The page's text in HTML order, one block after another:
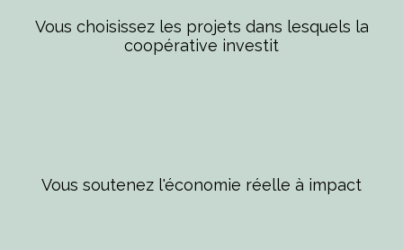
Vous choisissez les projets dans lesquels la
coopérative investit
Vous soutenez l'économie réelle à impact